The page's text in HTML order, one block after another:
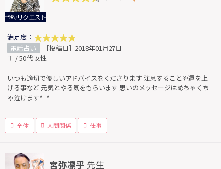
予約リクエスト
満足度：
電話占い
［投稿日］2018年01月27日
Ｔ / 50代 女性
いつも適切で優しいアドバイスをくださります 注意することや運を上
げる事など 元気とやる気をもらいます 思いのメッセージはめちゃくち
ゃ泣けます^_^
全体 人間関係 仕事
宮弥凛乎 先生